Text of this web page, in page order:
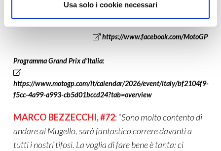
Usa solo i cookie necessari
https://www.facebook.com/MotoGP
Programma Grand Prix d’Italia:
https://www.motogp.com/it/calendar/2026/event/italy/bf2104f9-
f5cc-4a99-a993-cb5d01bccd24?tab=overview
MARCO BEZZECCHI, #72: “Sono molto contento di
andare al Mugello, sarà fantastico correre davanti a
tutti i nostri tifosi. La voglia di fare bene è tanta: ci